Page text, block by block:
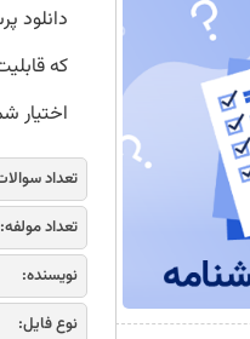
که
اختیار
تعداد
تعداد مولفه:
نویسنده:
نوع فایل: